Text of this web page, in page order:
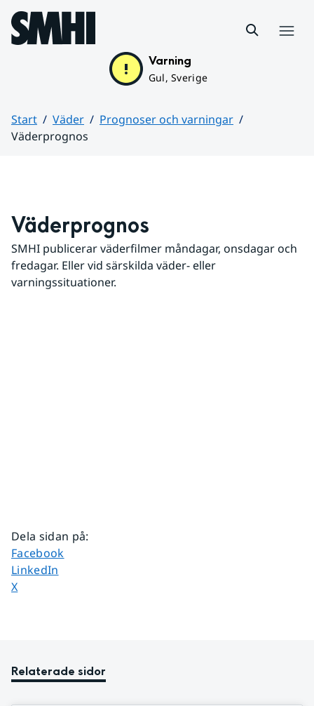
Hoppa till sidans innehåll
Varning
Gul, Sverige
Start Väder
Prognoser och varningar
Väderprognos
Väderprognos
SMHI publicerar väderfilmer måndagar, onsdagar och
fredagar. Eller vid särskilda väder- eller
varningssituationer.
Dela sidan på:
Dela sidan på
Facebook
Dela sidan på
LinkedIn
Dela sidan på
X
Relaterade sidor